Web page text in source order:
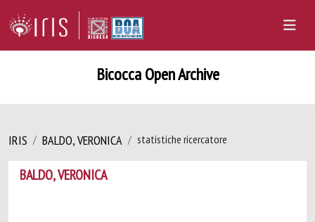
Bicocca Open Archive
IRIS BALDO, VERONICA statistiche ricercatore
BALDO, VERONICA